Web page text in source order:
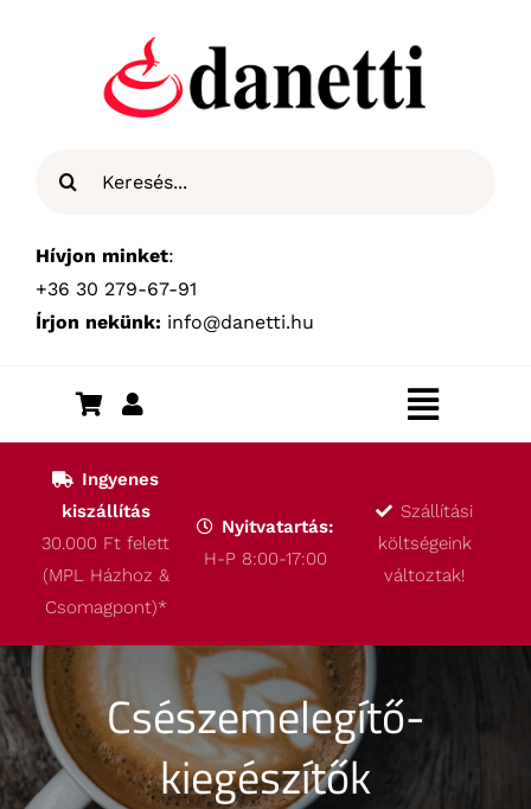
Hívjon minket:
+36 30 279-67-91
Írjon nekünk: info@danetti.hu
Toggle
Kezdőlap
Termékeink
Robbantott ábrák
Kapcsolat
Ingyenes
kiszállítás
30.000 Ft felett
(MPL Házhoz &
Csomagpont)*
Nyitvatartás:
H-P 8:00-17:00
Szállítási
költségeink
változtak!
Csészemelegítő-
kiegészítők